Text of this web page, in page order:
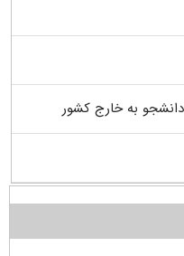
به خارج کشور